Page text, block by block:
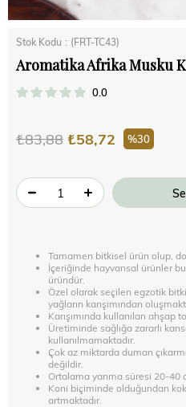
Stok Kodu (FRT-TC43)
Aromatika Afrika Musku
0.0
₺83,88 ₺58,72 30
Tamamen bitkisel ürün olup,
İçeriğinde hayvansal ürünler
üründür.
Özel olarak seçilen egzotik
yağların karışımından
Karışımında kullanılan
Üretiminde sağlığa zararlı
kullanılmamaktadır.
Çok az miktarda duman
değildir.
Ortalama yanma süresi 20-40
Koni biçiminde olduğundan
artmaktadır.